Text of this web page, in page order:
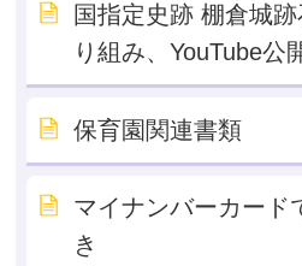
国指定史跡 棚倉城
り組み、YouTube公
保育園関連書類
マイナンバーカード
き